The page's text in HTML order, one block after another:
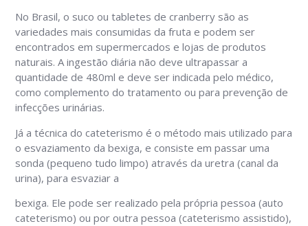
No Brasil, o suco ou tabletes de cranberry são as
variedades mais consumidas da fruta e podem ser
encontrados em supermercados e lojas de produtos
naturais. A ingestão diária não deve ultrapassar a
quantidade de 480ml e deve ser indicada pelo médico,
como complemento do tratamento ou para prevenção de
infecções urinárias.
Já a técnica do cateterismo é o método mais utilizado para
o esvaziamento da bexiga, e consiste em passar uma
sonda (pequeno tudo limpo) através da uretra (canal da
urina), para esvaziar a
bexiga. Ele pode ser realizado pela própria pessoa (auto
cateterismo) ou por outra pessoa (cateterismo assistido),